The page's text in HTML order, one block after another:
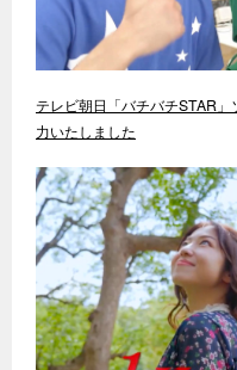
テレビ朝日「バチバチSTAR
力いたしました